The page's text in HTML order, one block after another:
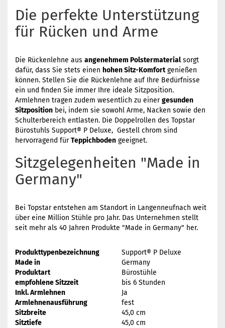
Die perfekte Unterstützung
für Rücken und Arme
Die Rückenlehne aus angenehmem Polstermaterial sorgt
dafür, dass Sie stets einen hohen Sitz-Komfortgenießen
können. Stellen Sie die Rückenlehne auf Ihre Bedürfnisse
ein und finden Sie immer Ihre ideale Sitzposition.
Armlehnen tragen zudem wesentlich zu einergesunden
Sitzposition bei, indem sie sowohl Arme, Nacken sowie den
Schulterbereich entlasten. Die Doppelrollen des Topstar
Bürostuhls Support® P Deluxe, Gestell chrom sind
hervorragend fürTeppichboden geeignet.
Sitzgelegenheiten "Made in
Germany"
Bei Topstar entstehen am Standort in Langenneufnach weit
über eine Million Stühle pro Jahr. Das Unternehmen stellt
seit mehr als 40 Jahren Produkte "Made in Germany" her.
Produkttypenbezeichnung
Support® P Deluxe
Made in
Germany
Produktart
Bürostühle
empfohlene Sitzzeit
bis 6 Stunden
Inkl. Armlehnen
Ja
Armlehnenausführung
fest
Sitzbreite
45,0 cm
Sitztiefe
45,0 cm